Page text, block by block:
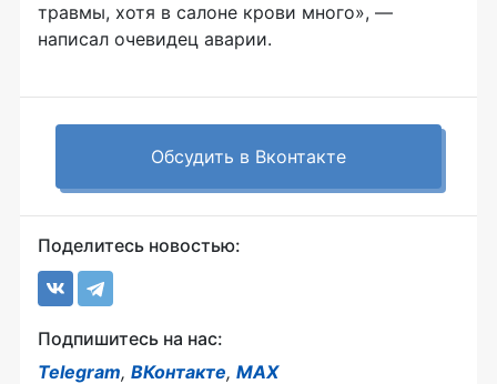
травмы, хотя в салоне крови много», —
написал очевидец аварии.
Обсудить в Вконтакте
Поделитесь новостью:
Подпишитесь на нас:
Telegram, ВКонтакте, MAX